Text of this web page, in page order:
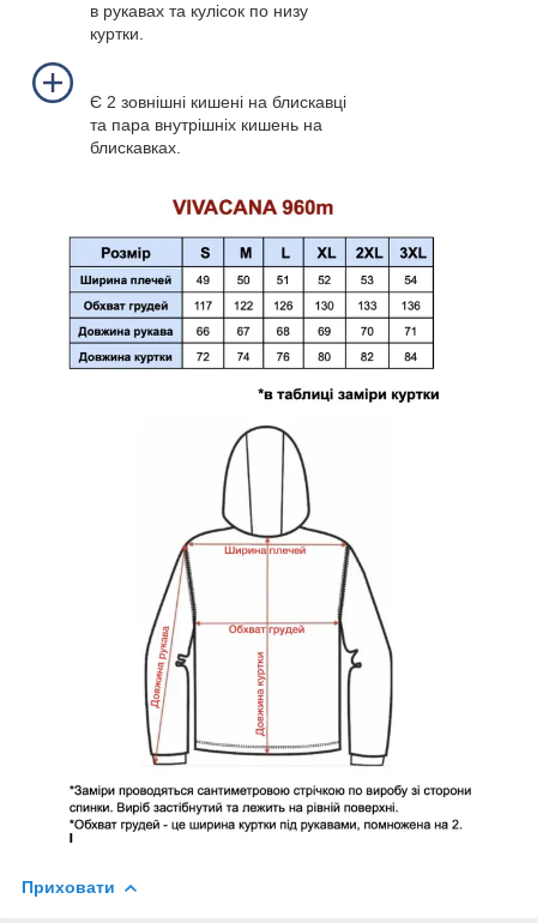
в рукавах та кулісок по низу
куртки.
Є 2 зовнішні кишені на блискавці
та пара внутрішніх кишень на
блискавках.
Приховати